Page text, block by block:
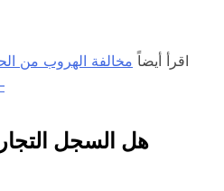
اقرأ أيضاً مخالفة الهروب من
هل السجل